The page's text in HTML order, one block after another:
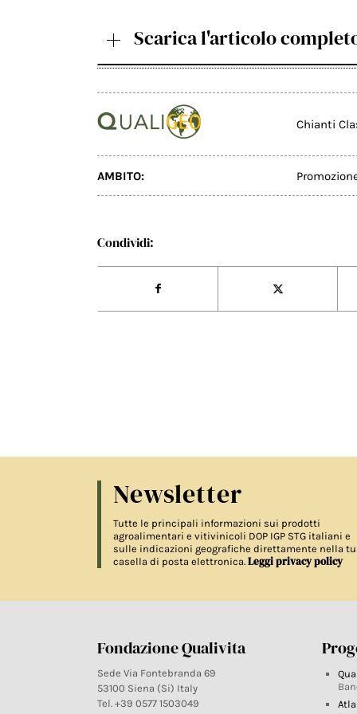
Scarica l'articolo
Chianti
AMBITO:
Condividi:
Newsletter
Tutte le principali informazioni sui prodotti
agroalimentari e vitivinicoli DOP IGP STG italiani e
sulle indicazioni geografiche direttamente nella
casella di posta elettronica. Leggi privacy policy
Fondazione Qualivita
Sede Via Fontebranda 69
53100 Siena (Si) Italy
Tel. +39 0577 1503049